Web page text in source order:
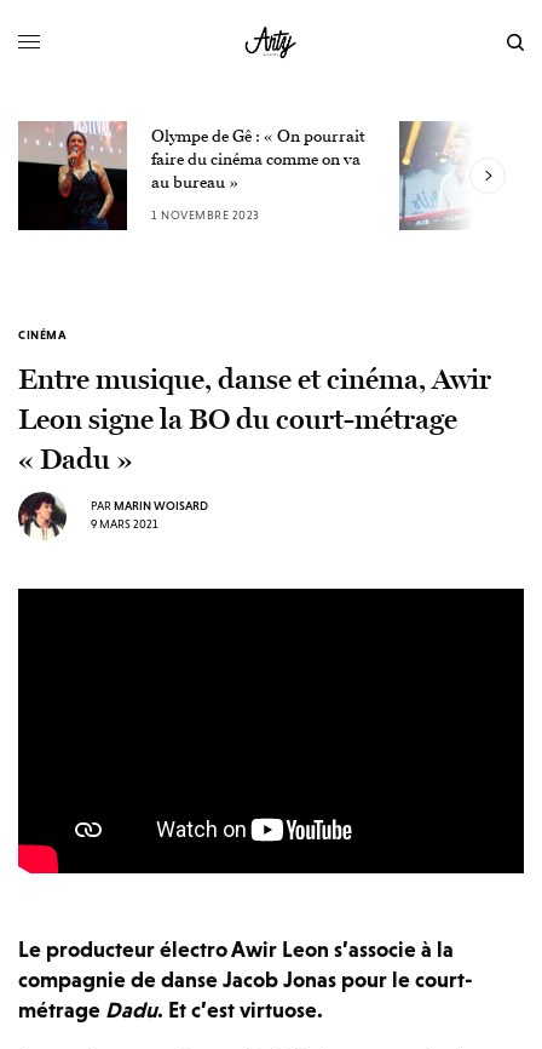
Olympe de Gê : « On pourrait
faire du cinéma comme on va
au bureau »
1 NOVEMBRE 2023
CINÉMA
Entre musique, danse et cinéma, Awir
Leon signe la BO du court-métrage
« Dadu »
PAR MARIN WOISARD
9 MARS 2021
Le producteur électro Awir Leon s’associe à la
compagnie de danse Jacob Jonas pour le court-
métrage Dadu. Et c’est virtuose.